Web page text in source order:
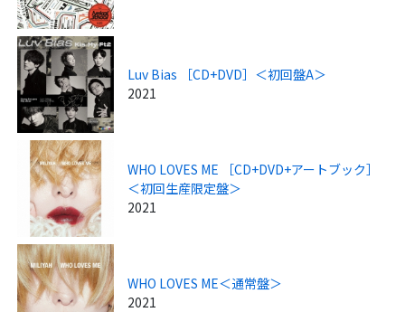
Luv Bias ［CD+DVD］＜初回盤A＞
2021
WHO LOVES ME ［CD+DVD+アートブック］
＜初回生産限定盤＞
2021
WHO LOVES ME＜通常盤＞
2021